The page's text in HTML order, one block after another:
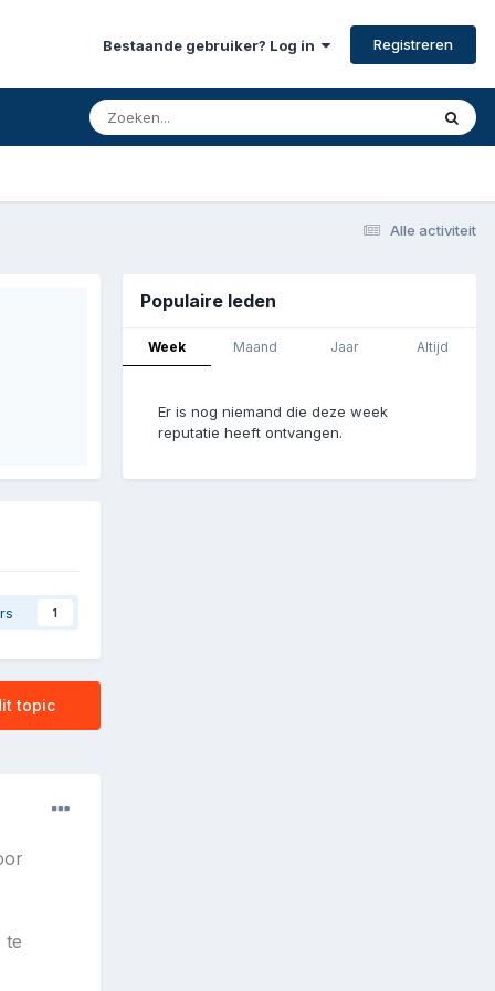
Bestaande gebruiker? Log in Registreren
Alle activiteit
1
topic
te
Populaire leden
Week Maand Jaar Altijd
Er is nog niemand die deze week
reputatie heeft ontvangen.